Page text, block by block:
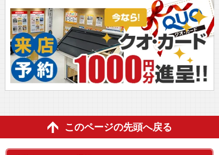
このページの先頭へ戻る